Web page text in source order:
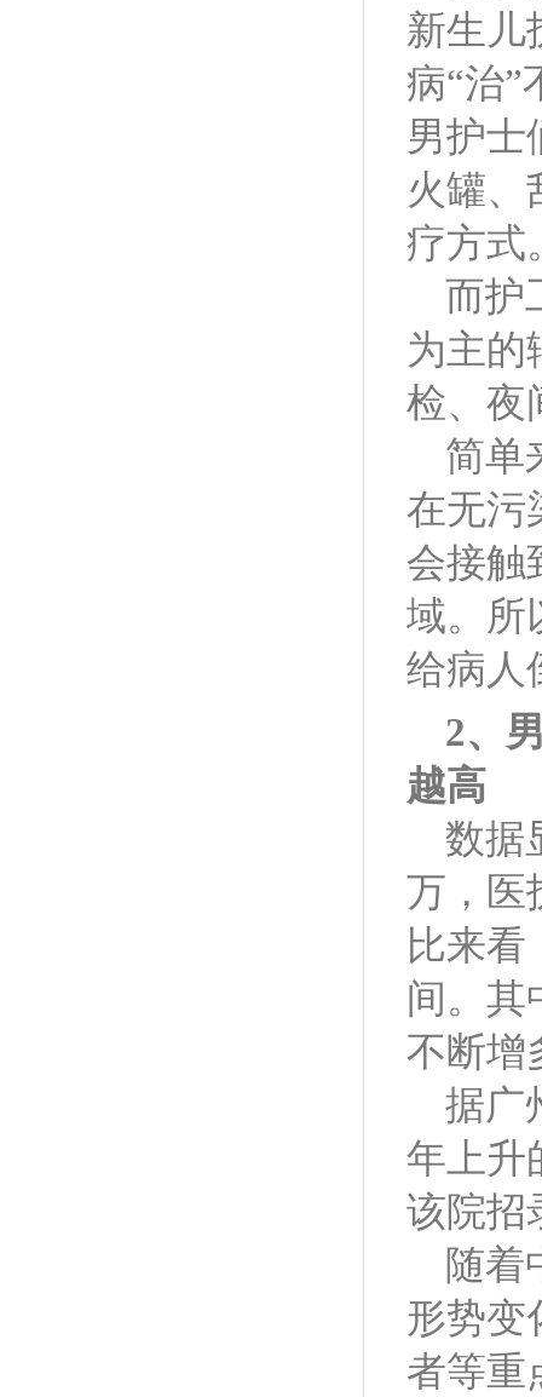
新生儿
病“治”
男护士
火罐、
疗方式
而护
为主的
检、夜
简单
在无污
会接触
域。所
给病人
2、
越高
数据
万，医
比来
间。其
不断增
据广
年上升
该院招
随着
形势变
者等重